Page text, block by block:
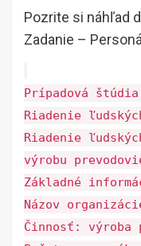
Pozrite si náhľad
Zadanie –
Prípadová
Riadenie
Riadenie
výrobu
Základné
Názov
Činnosť: výroba